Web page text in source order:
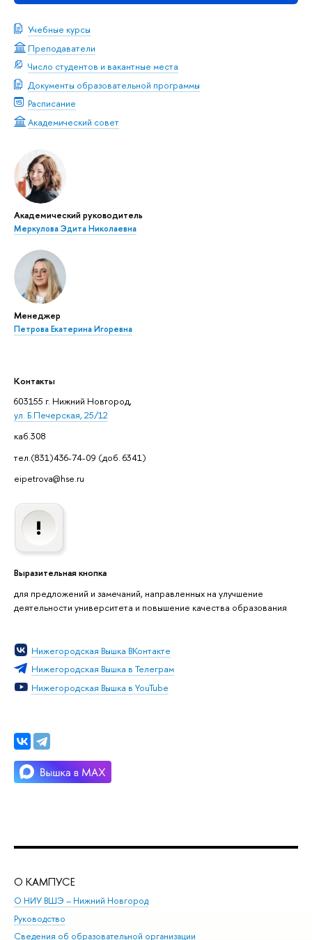
Учебные курсы
Преподаватели
Число студентов и вакантные места
Документы образовательной программы
Расписание
Академический совет
Академический руководитель
Меркулова Эдита Николаевна
Менеджер
Петрова Екатерина Игоревна
Контакты
603155 г. Нижний Новгород,
ул. Б.Печерская, 25/12
каб.308
тел.(831)436-74-09 (доб. 6341)
eipetrova@hse.ru
Выразительная кнопка
для предложений и замечаний, направленных на улучшение
деятельности университета и повышение качества образования
Нижегородская Вышка ВКонтакте
Нижегородская Вышка в Телеграм
Нижегородская Вышка в YouTube
О КАМПУСЕ
О НИУ ВШЭ – Нижний Новгород
Руководство
Сведения об образовательной организации